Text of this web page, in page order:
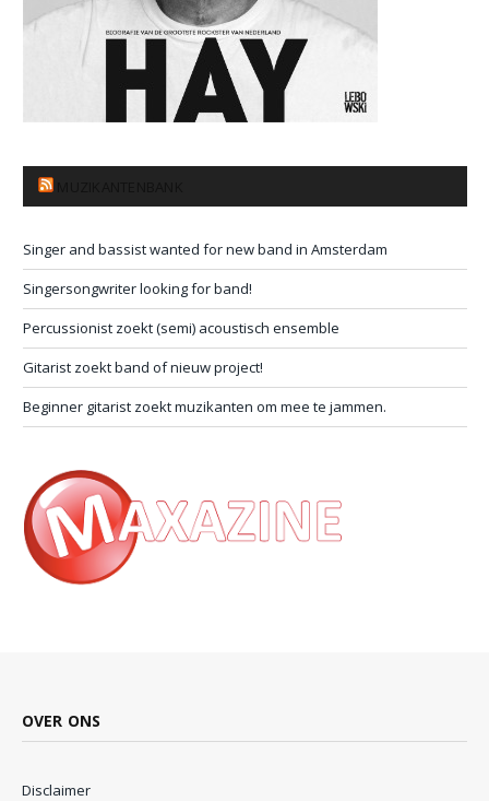
Singer and bassist wanted for new band in Amsterdam
Singersongwriter looking for band!
Percussionist zoekt (semi) acoustisch ensemble
Gitarist zoekt band of nieuw project!
Beginner gitarist zoekt muzikanten om mee te jammen.
OVER ONS
Disclaimer